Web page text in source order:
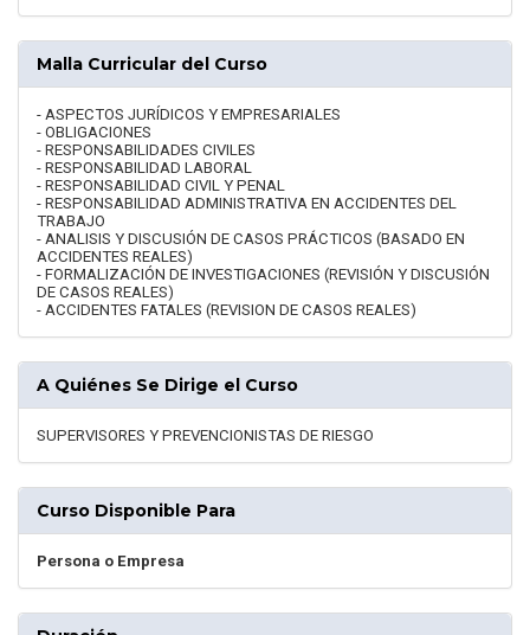
Malla Curricular del Curso
- ASPECTOS JURÍDICOS Y EMPRESARIALES
- OBLIGACIONES
- RESPONSABILIDADES CIVILES
- RESPONSABILIDAD LABORAL
- RESPONSABILIDAD CIVIL Y PENAL
- RESPONSABILIDAD ADMINISTRATIVA EN ACCIDENTES DEL
TRABAJO
- ANALISIS Y DISCUSIÓN DE CASOS PRÁCTICOS (BASADO EN
ACCIDENTES REALES)
- FORMALIZACIÓN DE INVESTIGACIONES (REVISIÓN Y DISCUSIÓN
DE CASOS REALES)
- ACCIDENTES FATALES (REVISION DE CASOS REALES)
A Quiénes Se Dirige el Curso
SUPERVISORES Y PREVENCIONISTAS DE RIESGO
Curso Disponible Para
Persona o Empresa